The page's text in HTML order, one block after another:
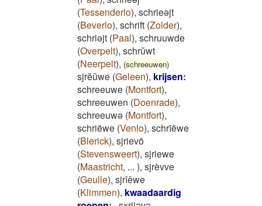
(Tessenderlo), schrieəjt
(Beverlo), schrift (Zolder),
schriəjt (Paal), schruuwde
(Overpelt), schrŭwt
(Neerpelt), (schreeuwen)
sjrĕŭwe (Geleen), krijsen:
schreeuwe (Montfort),
schreeuwen (Doenrade),
schreeuwə (Montfort),
schriëwe (Venlo), schrīēwe
(Blerick), sjrievö
(Stevensweert), sjriewe
(Maastricht, ... ), sjrèvve
(Geulle), sjrîêwe
(Klimmen), kwaadaardig